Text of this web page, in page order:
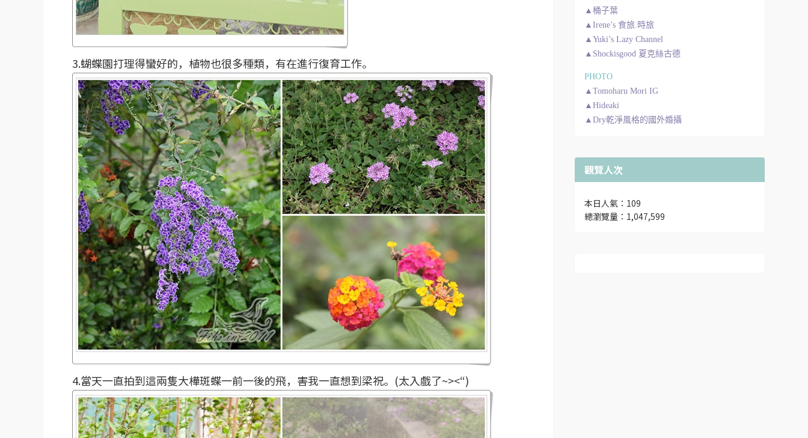
3.蝴蝶園打理得蠻好的，植物也很多種類，有在進行復育工作。
4.當天一直拍到這兩隻大樺斑蝶一前一後的飛，害我一直想到梁祝。(太入戲了~><“)
▲桶子葉
▲Irene’s 食旅.時旅
▲Yuki’s Lazy Channel
▲Shockisgood 夏克絲古德
PHOTO
▲Tomoharu Mori IG
▲Hideaki
▲Dry乾淨風格的國外婚攝
觀覽人次
本日人氣：109
總瀏覽量：1,047,599